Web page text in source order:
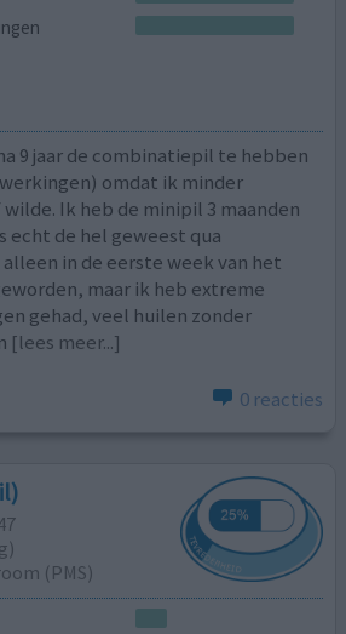
9 jaar de combinatiepil te hebben
omdat ik minder
Ik heb de minipil 3 maanden
echt de hel geweest qua
in de eerste week van het
maar ik heb extreme
gehad, veel huilen zonder
[lees meer...]
0 reacties
(PMS)